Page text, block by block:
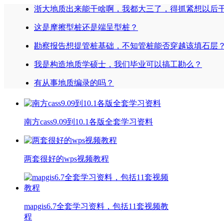
浙大地质出来能干啥啊，我都大三了，得抓紧想以后
这是摩擦型桩还是端呈型桩？
勘察报告想提管桩基础，不知管桩能否穿越该填石层？
我是构造地质学硕士，我们毕业可以搞工勘么？
有从事地质编录的吗？
南方cass9.09到10.1各版全套学习资料
两套很好的wps视频教程
mapgis6.7全套学习资料，包括11套视频教
程